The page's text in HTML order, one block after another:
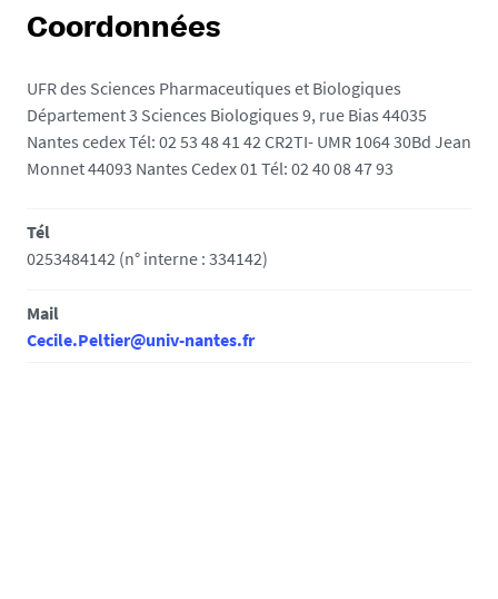
Coordonnées
UFR des Sciences Pharmaceutiques et Biologiques
Département 3 Sciences Biologiques 9, rue Bias 44035
Nantes cedex Tél: 02 53 48 41 42 CR2TI- UMR 1064 30Bd Jean
Monnet 44093 Nantes Cedex 01 Tél: 02 40 08 47 93
Tél
0253484142 (n° interne : 334142)
Mail
Cecile.Peltier@univ-nantes.fr